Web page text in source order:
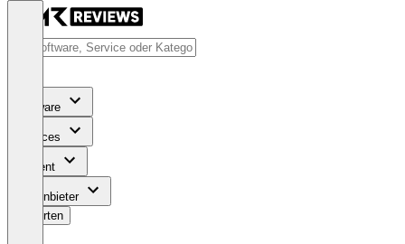
Software
Services
Content
Für Anbieter
Bewerten